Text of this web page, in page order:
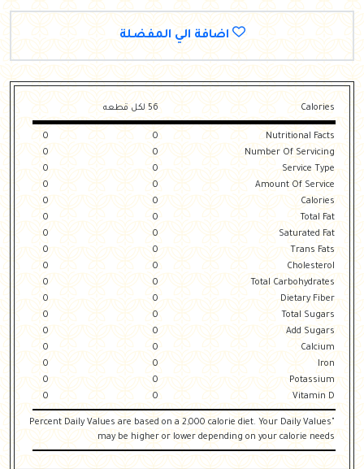
اضافة الي المفضلة
Calories 56 لكل قطعه
Nutritional Facts
0
0
Number Of Servicing
0
0
Service Type
0
0
Amount Of Service
0
0
Calories
0
0
Total Fat
0
0
Saturated Fat
0
0
Trans Fats
0
0
Cholesterol
0
0
Total Carbohydrates
0
0
Dietary Fiber
0
0
Total Sugars
0
0
Add Sugars
0
0
Calcium
0
0
Iron
0
0
Potassium
0
0
Vitamin D
0
0
"Percent Daily Values are based on a 2,000 calorie diet. Your Daily Values
may be higher or lower depending on your calorie needs